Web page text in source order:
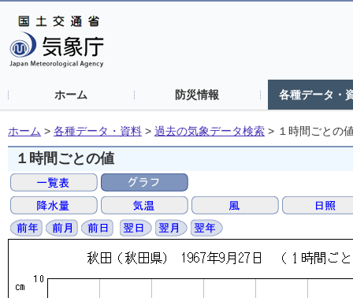
ホーム 防災情報 各種データ・
ホーム > 各種データ・資料 > 過去の気象データ検索 > １時間ごとの
１時間ごとの値